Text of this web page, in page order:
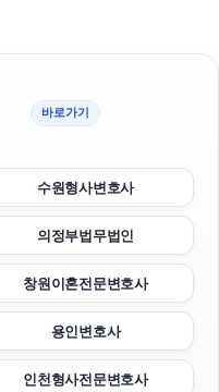
바로가기
수원형사변호사
의정부법무법인
창원이혼전문변호사
용인변호사
인천형사전문변호사